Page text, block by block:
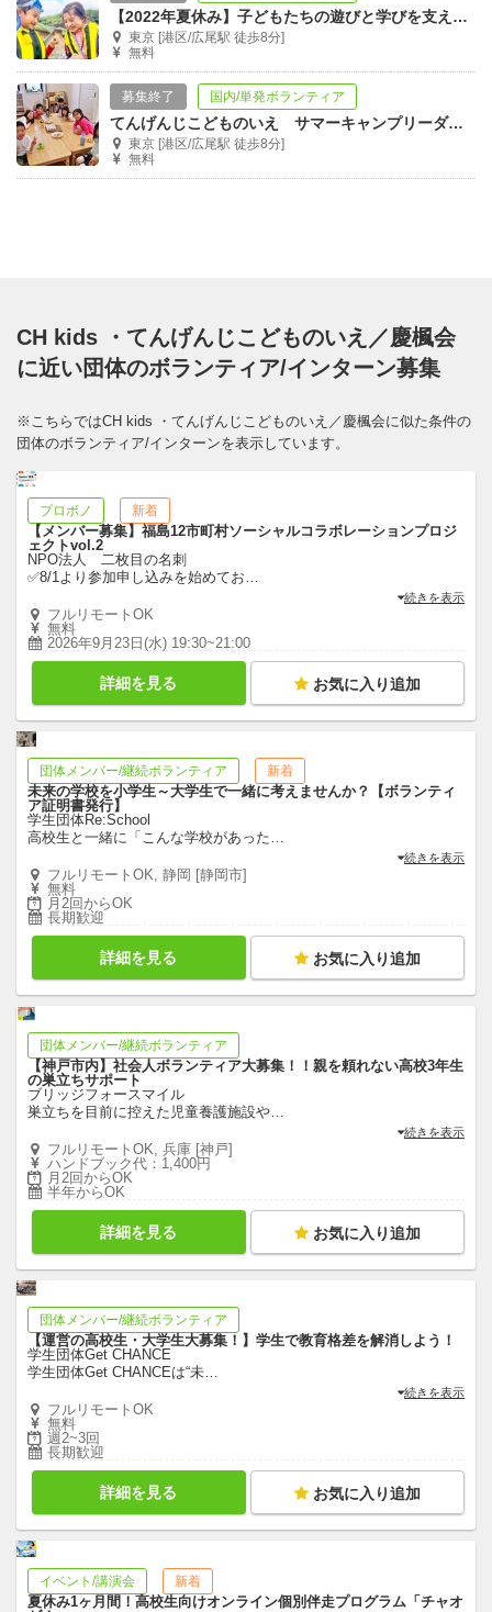
【2022年夏休み】子どもたちの遊びと学びを支える、学童保育ボランティア大募集！
東京 [港区/広尾駅 徒歩8分]
無料
募集終了 国内/単発ボランティア
てんげんじこどものいえ サマーキャンプリーダー募集！
東京 [港区/広尾駅 徒歩8分]
無料
CH kids ・てんげんじこどものいえ／慶楓会
に近い団体のボランティア/インターン募集
※こちらではCH kids ・てんげんじこどものいえ／慶楓会に似た条件の
団体のボランティア/インターンを表示しています。
プロボノ 新着
【メンバー募集】福島12市町村ソーシャルコラボレーションプロジ
ェクトvol.2
NPO法人 二枚目の名刺
✅8/1より参加申し込みを始めてお…
続きを表示
フルリモートOK
無料
2026年9月23日(水) 19:30~21:00
詳細を見る お気に入り追加
団体メンバー/継続ボランティア 新着
未来の学校を小学生～大学生で一緒に考えませんか？【ボランティ
ア証明書発行】
学生団体Re:School
高校生と一緒に「こんな学校があった…
続きを表示
フルリモートOK, 静岡 [静岡市]
無料
月2回からOK
長期歓迎
詳細を見る お気に入り追加
団体メンバー/継続ボランティア
【神戸市内】社会人ボランティア大募集！！親を頼れない高校3年生
の巣立ちサポート
ブリッジフォースマイル
巣立ちを目前に控えた児童養護施設や…
続きを表示
フルリモートOK, 兵庫 [神戸]
ハンドブック代：1,400円
月2回からOK
半年からOK
詳細を見る お気に入り追加
団体メンバー/継続ボランティア
【運営の高校生・大学生大募集！】学生で教育格差を解消しよう！
学生団体Get CHANCE
学生団体Get CHANCEは“未…
続きを表示
フルリモートOK
無料
週2~3回
長期歓迎
詳細を見る お気に入り追加
イベント/講演会 新着
夏休み1ヶ月間！高校生向けオンライン個別伴走プログラム「チャオ